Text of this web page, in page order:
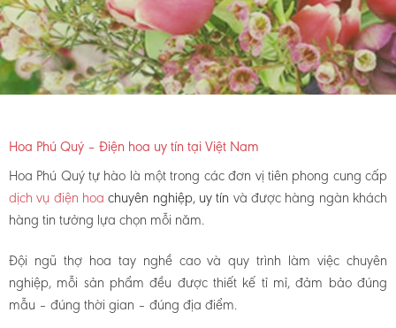
Hoa Phú Quý – Điện hoa uy tín tại Việt Nam
Hoa Phú Quý tự hào là một trong các đơn vị tiên phong cung cấp
dịch vụ điện hoachuyên nghiệp, uy tín và được hàng ngàn khách
hàng tin tưởng lựa chọn mỗi năm.
Đội ngũ thợ hoa tay nghề cao và quy trình làm việc chuyên
nghiệp, mỗi sản phẩm đều được thiết kế tỉ mỉ, đảm bảo đúng
mẫu – đúng thời gian – đúng địa điểm.